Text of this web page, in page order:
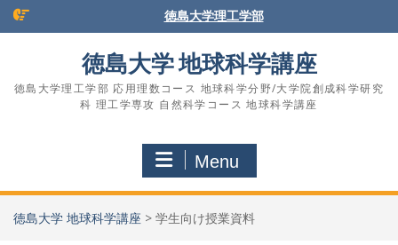
Skip
徳島大学理工学部
徳島大学 地球科学講座
徳島大学理工学部 応用理数コース 地球科学分野/大学院創成科学研究
科 理工学専攻 自然科学コース 地球科学講座
Menu
徳島大学 地球科学講座 > 学生向け授業資料